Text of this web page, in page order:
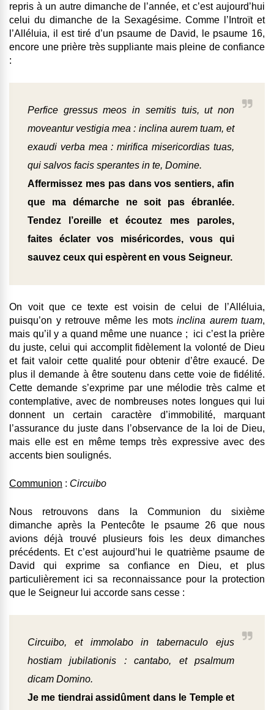
repris à un autre dimanche de l’année, et c’est aujourd’hui
celui du dimanche de la Sexagésime. Comme l’Introït et
l’Alléluia, il est tiré d’un psaume de David, le psaume 16,
encore une prière très suppliante mais pleine de confiance
:
Perfice gressus meos in semitis tuis, ut non
moveantur vestigia mea : inclina aurem tuam, et
exaudi verba mea : mirifica misericordias tuas,
qui salvos facis sperantes in te, Domine.
Affermissez mes pas dans vos sentiers, afin
que ma démarche ne soit pas ébranlée.
Tendez l’oreille et écoutez mes paroles,
faites éclater vos miséricordes, vous qui
sauvez ceux qui espèrent en vous Seigneur.
On voit que ce texte est voisin de celui de l’Alléluia,
puisqu’on y retrouve même les mots inclina aurem tuam,
mais qu’il y a quand même une nuance ; ici c’est la prière
du juste, celui qui accomplit fidèlement la volonté de Dieu
et fait valoir cette qualité pour obtenir d’être exaucé. De
plus il demande à être soutenu dans cette voie de fidélité.
Cette demande s’exprime par une mélodie très calme et
contemplative, avec de nombreuses notes longues qui lui
donnent un certain caractère d’immobilité, marquant
l’assurance du juste dans l’observance de la loi de Dieu,
mais elle est en même temps très expressive avec des
accents bien soulignés.
Communion : Circuibo
Nous retrouvons dans la Communion du sixième
dimanche après la Pentecôte le psaume 26 que nous
avions déjà trouvé plusieurs fois les deux dimanches
précédents. Et c’est aujourd’hui le quatrième psaume de
David qui exprime sa confiance en Dieu, et plus
particulièrement ici sa reconnaissance pour la protection
que le Seigneur lui accorde sans cesse :
Circuibo, et immolabo in tabernaculo ejus
hostiam jubilationis : cantabo, et psalmum
dicam Domino.
Je me tiendrai assidûment dans le Temple et